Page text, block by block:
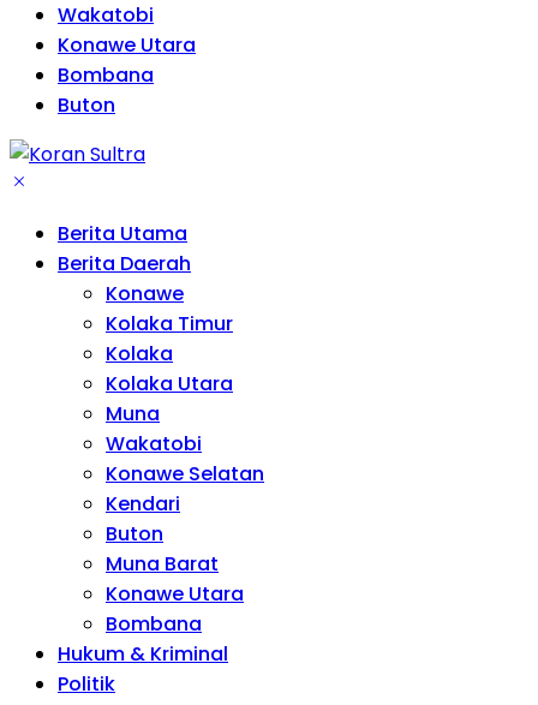
Wakatobi
Konawe Utara
Bombana
Buton
Berita Utama
Berita Daerah
Konawe
Kolaka Timur
Kolaka
Kolaka Utara
Muna
Wakatobi
Konawe Selatan
Kendari
Buton
Muna Barat
Konawe Utara
Bombana
Hukum & Kriminal
Politik